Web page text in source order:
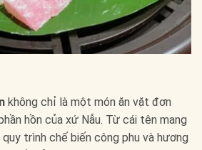
không chỉ là một món ăn vặt đơn
hồn của xứ Nẫu. Từ cái tên mang
trình chế biến công phu và hương